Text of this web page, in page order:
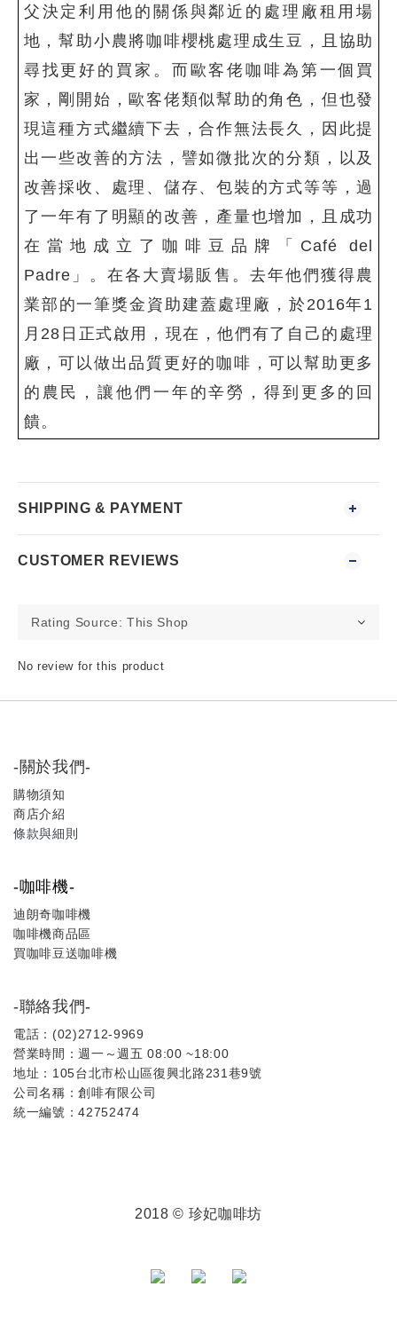
父決定利用他的關係與鄰近的處理廠租用場
地，幫助小農將咖啡櫻桃處理成生豆，且協助
尋找更好的買家。而歐客佬咖啡為第一個買
家，剛開始，歐客佬類似幫助的角色，但也發
現這種方式繼續下去，合作無法長久，因此提
出一些改善的方法，譬如微批次的分類，以及
改善採收、處理、儲存、包裝的方式等等，過
了一年有了明顯的改善，產量也增加，且成功
在當地成立了咖啡豆品牌「 Café del
Padre 」。在各大賣場販售。去年他們獲得農
業部的一筆獎金資助建蓋處理廠，於2016年1
月 28 日正式啟用，現在，他們有了自己的處理
廠，可以做出品質更好的咖啡，可以幫助更多
的農民，讓他們一年的辛勞，得到更多的回
饋。
SHIPPING & PAYMENT
CUSTOMER REVIEWS
No review for this product
-關於我們-
購物須知
商店介紹
條款與細則
-咖啡機-
迪朗奇咖啡機
咖啡機商品區
買咖啡豆送咖啡機
-聯絡我們-
電話：(02)2712-9969
營業時間：週一～週五 08:00 ~18:00
地址：105台北市松山區復興北路231巷9號
公司名稱：創啡有限公司
統一編號：42752474
2018 © 珍妃咖啡坊